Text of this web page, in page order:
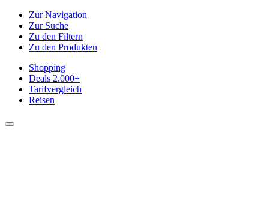
Zur Navigation
Zur Suche
Zu den Filtern
Zu den Produkten
Shopping
Deals 2.000+
Tarifvergleich
Reisen